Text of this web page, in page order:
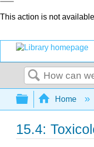
This action is not
Search
Expand/
Home
15.4: